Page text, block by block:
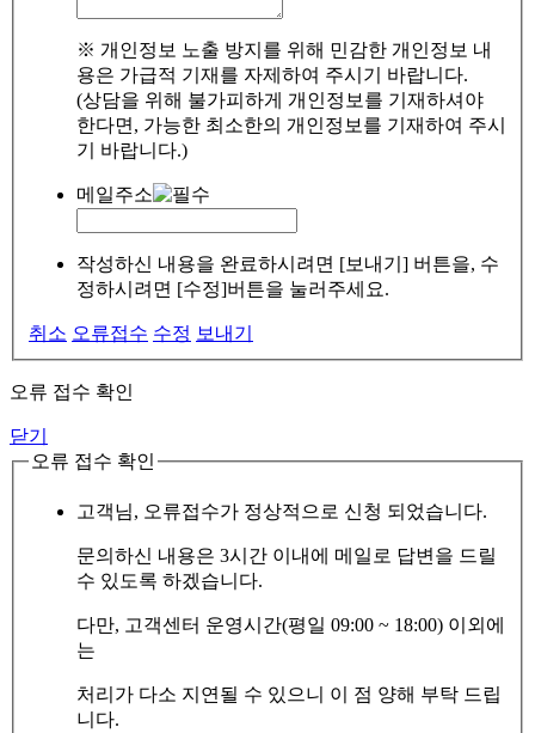
※ 개인정보 노출 방지를 위해 민감한 개인정보 내
용은 가급적 기재를 자제하여 주시기 바랍니다.
(상담을 위해 불가피하게 개인정보를 기재하셔야
한다면, 가능한 최소한의 개인정보를 기재하여 주시
기 바랍니다.)
메일주소
작성하신 내용을 완료하시려면 [보내기] 버튼을, 수
정하시려면 [수정]버튼을 눌러주세요.
취소 오류접수 수정 보내기
오류 접수 확인
닫기
오류 접수 확인
고객님, 오류접수가 정상적으로 신청 되었습니다.
문의하신 내용은 3시간 이내에 메일로 답변을 드릴
수 있도록 하겠습니다.
다만, 고객센터 운영시간(평일 09:00 ~ 18:00) 이외에
는
처리가 다소 지연될 수 있으니 이 점 양해 부탁 드립
니다.